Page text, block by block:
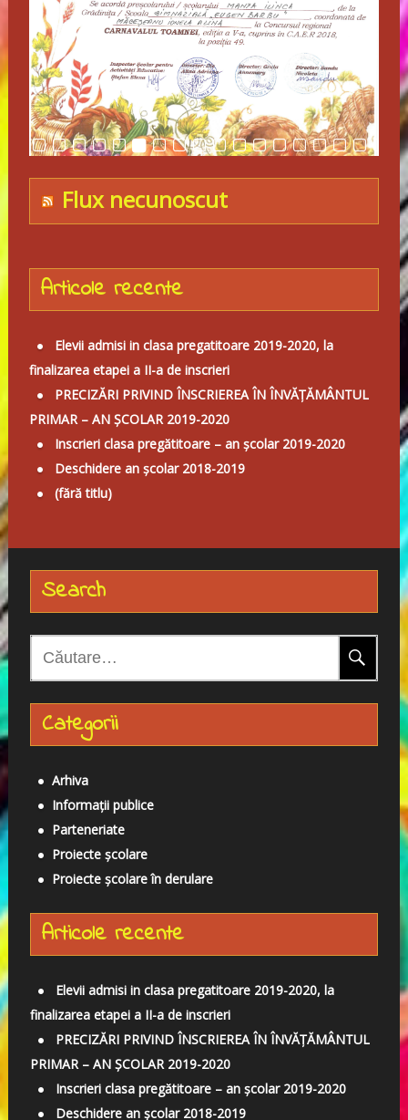
Flux necunoscut
Articole recente
Elevii admisi in clasa pregatitoare 2019-2020, la
finalizarea etapei a II-a de inscrieri
PRECIZĂRI PRIVIND ÎNSCRIEREA ÎN ÎNVĂȚĂMÂNTUL
PRIMAR – AN ȘCOLAR 2019-2020
Inscrieri clasa pregătitoare – an școlar 2019-2020
Deschidere an școlar 2018-2019
(fără titlu)
Search
ă
Categorii
Arhiva
Informații publice
Parteneriate
Proiecte școlare
Proiecte școlare în derulare
Articole recente
Elevii admisi in clasa pregatitoare 2019-2020, la
finalizarea etapei a II-a de inscrieri
PRECIZĂRI PRIVIND ÎNSCRIEREA ÎN ÎNVĂȚĂMÂNTUL
PRIMAR – AN ȘCOLAR 2019-2020
Inscrieri clasa pregătitoare – an școlar 2019-2020
Deschidere an școlar 2018-2019